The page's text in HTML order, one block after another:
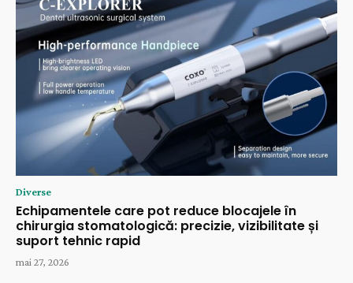
Diverse
Echipamentele care pot reduce blocajele în
chirurgia stomatologică: precizie, vizibilitate și
suport tehnic rapid
mai 27, 2026